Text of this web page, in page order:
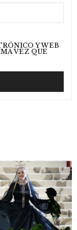
Y WEB
VEZ QUE